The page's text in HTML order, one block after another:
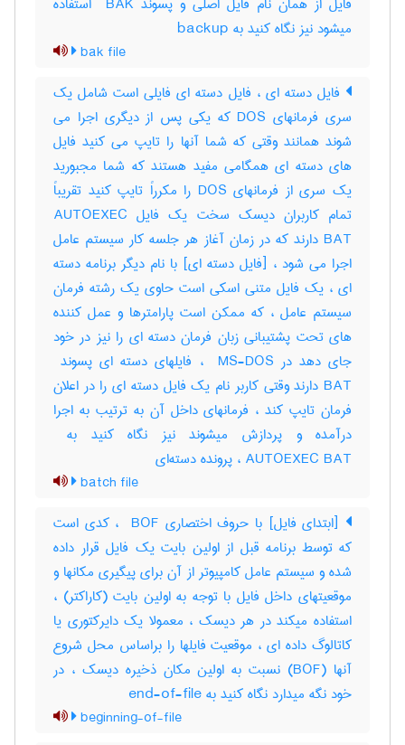
میشود نیز نگاه کنید به ‎ backup
bak file
فایل دسته ای ، فایل دسته ای فایلی است شامل یک
سری فرمانهای DOS که یکی پس از دیگری اجرا می
شوند همانند وقتی که شما آنها را تایپ می کنید فایل
های دسته ای همگامی مفید هستند که شما مجبورید
یک سری از فرمانهای DOS را مکرراً تایپ کنید تقریباً
تمام کاربران دیسک سخت یک فایل AUTOEXEC
BAT دارند که در زمان آغاز هر جلسه کار سیستم عامل
اجرا می شود ، [فایل دسته ای] با نام دیگر برنامه دسته
ای ، یک فایل متنی اسکی است حاوی یک رشته فرمان
سیستم عامل ، که ممکن است پارامترها و عمل کننده
های تحت پشتیبانی زبان فرمان دسته ای را نیز در خود
BAT دارند وقتی کاربر نام یک فایل دسته ای را در اعلان
فرمان تایپ کند ، فرمانهای داخل آن به ترتیب به اجرا
AUTOEXEC BAT ، پرونده دسته‌ای
batch file
[ابتدای فایل] با حروف اختصاری ‎ BOF ، کدی است
که توسط برنامه قبل از اولین بایت یک فایل قرار داده
شده و سیستم عامل کامپیوتر از آن برای پیگیری مکانها و
موقعیتهای داخل فایل با توجه به اولین بایت (کاراکتر) ،
استفاده میکند در هر دیسک ، معمولا یک دایرکتوری یا
کاتالوگ داده ای ، موقعیت فایلها را براساس محل شروع
آنها (‎BOF) نسبت به اولین مکان ذخیره دیسک ، در
خود نگه میدارد نگاه کنید به ‎ end-of-file
beginning-of-file